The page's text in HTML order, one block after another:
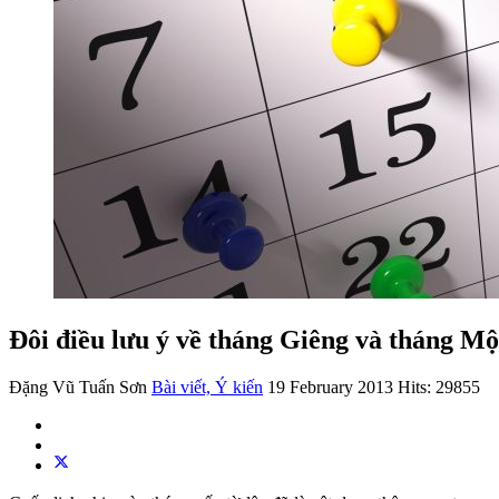
Đôi điều lưu ý về tháng Giêng và tháng
Đặng Vũ Tuấn Sơn Bài viết, Ý kiến 19 February 2013 Hits: 29855